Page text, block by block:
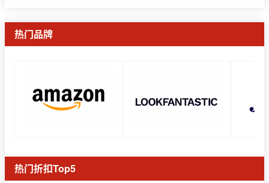
热门品牌
热门折扣Top5